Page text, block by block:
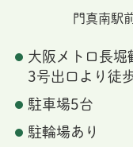
門真南駅
大阪メトロ長堀
3号出口より徒
駐車場5台
駐輪場あり